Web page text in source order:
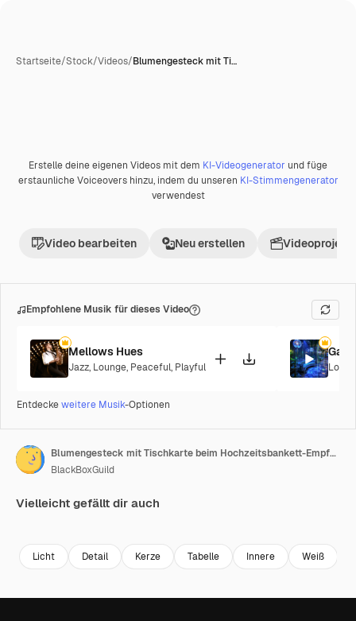
Startseite/Stock/Videos/Blumengesteck mit Ti…
Premium
Erstelle deine eigenen Videos mit dem KI-Videogenerator und füge
erstaunliche Voiceovers hinzu, indem du unseren KI-Stimmengenerator
verwendest
Video bearbeiten Neu erstellen Videoprojekt
Empfohlene Musik für dieses Video
Mellows Hues
Jazz, Lounge, Peaceful, Playful
Entdeckeweitere Musik-Optionen
Blumengesteck mit Tischkarte beim Hochzeitsbankett-Empfang
BlackBoxGuild
Vielleicht gefällt dir auch
Licht Detail Kerze Tabelle Innere Weiß